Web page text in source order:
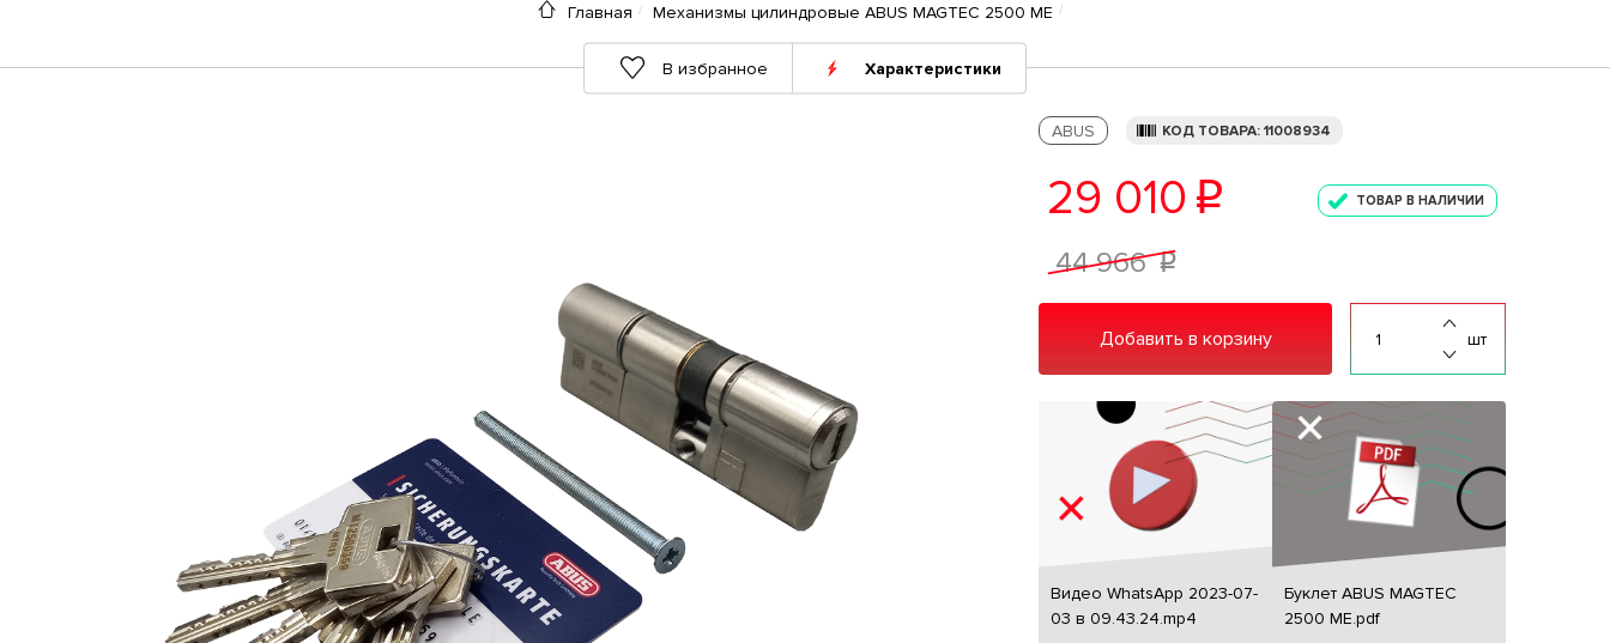
Главная Механизмы цилиндровые ABUS MAGTEC 2500 ME
В избранное Характеристики
ABUS КОД ТОВАРА: 11008934
29 010 p ТОВАР В НАЛИЧИИ
44 966 p
Добавить в корзину шт
Видео WhatsApp 2023-07-
03 в 09.43.24.mp4
Буклет ABUS MAGTEC
2500 ME.pdf